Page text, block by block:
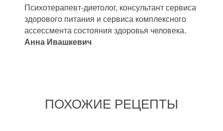
Психотерапевт-диетолог, консультант сервиса
здорового питания и сервиса комплексного
ассессмента состояния здоровья человека.
Анна Ивашкевич
ПОХОЖИЕ РЕЦЕПТЫ